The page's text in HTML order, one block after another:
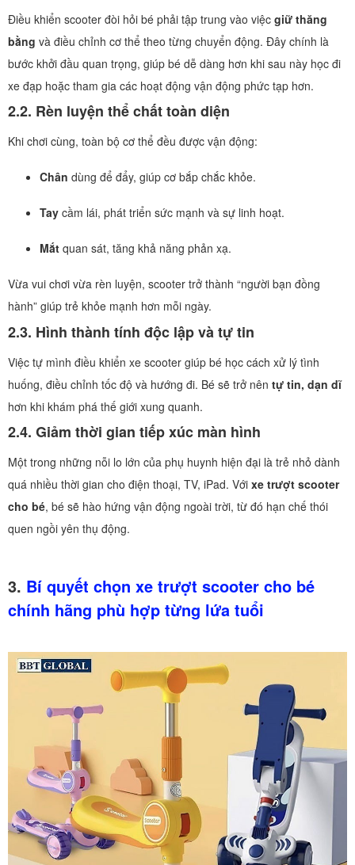
Điều khiển scooter đòi hỏi bé phải tập trung vào việc giữ thăng
bằng và điều chỉnh cơ thể theo từng chuyển động. Đây chính là
bước khởi đầu quan trọng, giúp bé dễ dàng hơn khi sau này học đi
xe đạp hoặc tham gia các hoạt động vận động phức tạp hơn.
2.2. Rèn luyện thể chất toàn diện
Khi chơi cùng, toàn bộ cơ thể đều được vận động:
Chân dùng để đẩy, giúp cơ bắp chắc khỏe.
Tay cầm lái, phát triển sức mạnh và sự linh hoạt.
Mắt quan sát, tăng khả năng phản xạ.
Vừa vui chơi vừa rèn luyện, scooter trở thành “người bạn đồng
hành” giúp trẻ khỏe mạnh hơn mỗi ngày.
2.3. Hình thành tính độc lập và tự tin
Việc tự mình điều khiển xe scooter giúp bé học cách xử lý tình
huống, điều chỉnh tốc độ và hướng đi. Bé sẽ trở nên tự tin, dạn dĩ
hơn khi khám phá thế giới xung quanh.
2.4. Giảm thời gian tiếp xúc màn hình
Một trong những nỗi lo lớn của phụ huynh hiện đại là trẻ nhỏ dành
quá nhiều thời gian cho điện thoại, TV, iPad. Với xe trượt scooter
cho bé, bé sẽ hào hứng vận động ngoài trời, từ đó hạn chế thói
quen ngồi yên thụ động.
3. Bí quyết chọn xe trượt scooter cho bé
chính hãng phù hợp từng lứa tuổi